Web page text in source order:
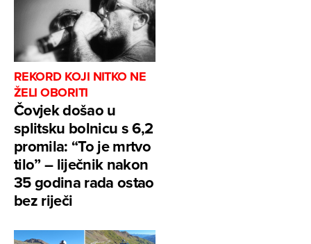
REKORD KOJI NITKO NE
ŽELI OBORITI
Čovjek došao u
splitsku bolnicu s 6,2
promila: “To je mrtvo
tilo” – liječnik nakon
35 godina rada ostao
bez riječi